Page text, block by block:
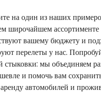
на один из наших
широчайшем
вашему бюджету и
перелеты у нас.
мы объединяем
и помочь вам
автомобилей и